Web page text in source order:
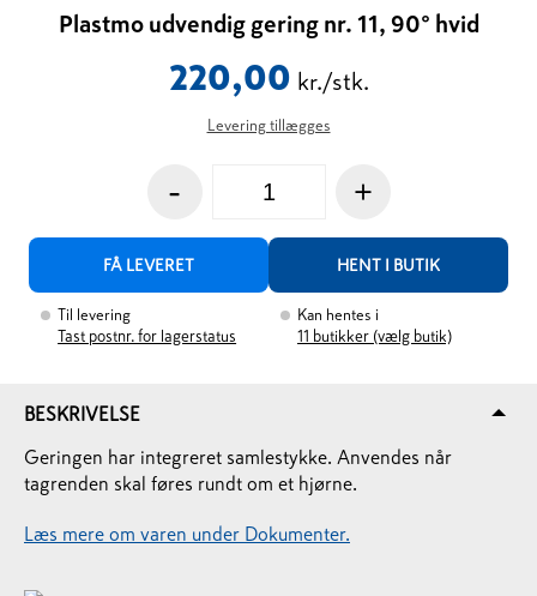
Plastmo udvendig gering nr. 11, 90° hvid
220,00 kr./stk.
Levering tillægges
- +
FÅ LEVERET HENT I BUTIK
Til levering
Tast postnr. for lagerstatus
Kan hentes i
11 butikker (vælg butik)
BESKRIVELSE
Geringen har integreret samlestykke. Anvendes når
tagrenden skal føres rundt om et hjørne.
Læs mere om varen under Dokumenter.